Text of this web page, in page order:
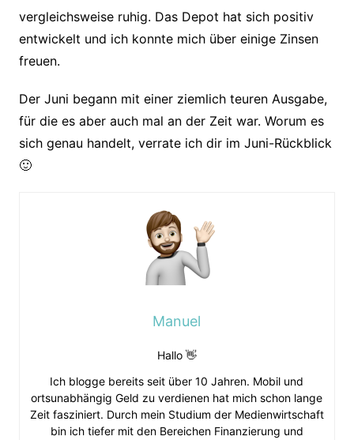
vergleichsweise ruhig. Das Depot hat sich positiv
entwickelt und ich konnte mich über einige Zinsen
freuen.
Der Juni begann mit einer ziemlich teuren Ausgabe,
für die es aber auch mal an der Zeit war. Worum es
sich genau handelt, verrate ich dir im Juni-Rückblick
🙂
Manuel
Hallo 👋
Ich blogge bereits seit über 10 Jahren. Mobil und
ortsunabhängig Geld zu verdienen hat mich schon lange
Zeit fasziniert. Durch mein Studium der Medienwirtschaft
bin ich tiefer mit den Bereichen Finanzierung und